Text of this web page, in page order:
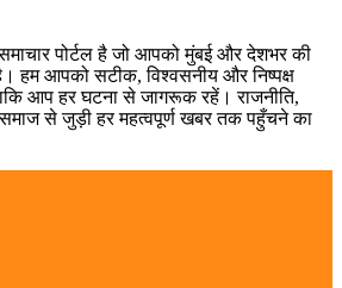
समाचार पोर्टल है जो आपको मुंबई और देशभर की
हम आपको सटीक, विश्वसनीय और निष्पक्ष
आप हर घटना से जागरूक रहें। राजनीति,
से जुड़ी हर महत्वपूर्ण खबर तक पहुँचने का